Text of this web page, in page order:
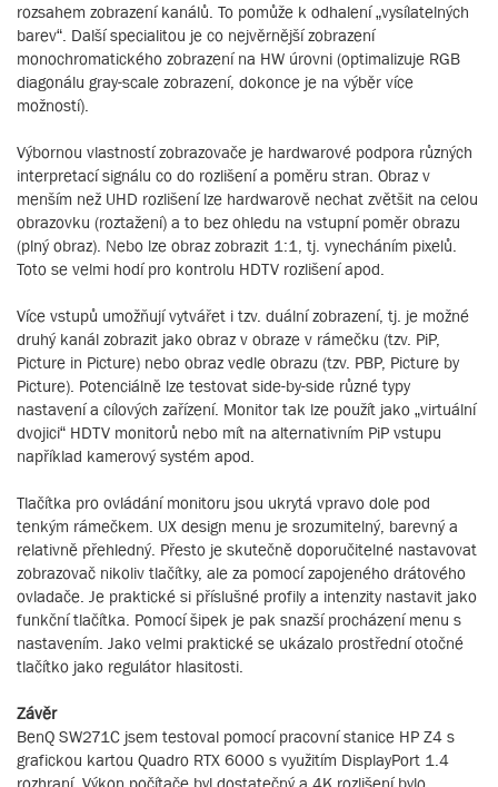
rozsahem zobrazení kanálů. To pomůže k odhalení „vysílatelných
barev“. Další specialitou je co nejvěrnější zobrazení
monochromatického zobrazení na HW úrovni (optimalizuje RGB
diagonálu gray-scale zobrazení, dokonce je na výběr více
možností).
Výbornou vlastností zobrazovače je hardwarové podpora různých
interpretací signálu co do rozlišení a poměru stran. Obraz v
menším než UHD rozlišení lze hardwarově nechat zvětšit na celou
obrazovku (roztažení) a to bez ohledu na vstupní poměr obrazu
(plný obraz). Nebo lze obraz zobrazit 1:1, tj. vynecháním pixelů.
Toto se velmi hodí pro kontrolu HDTV rozlišení apod.
Více vstupů umožňují vytvářet i tzv. duální zobrazení, tj. je možné
druhý kanál zobrazit jako obraz v obraze v rámečku (tzv. PiP,
Picture in Picture) nebo obraz vedle obrazu (tzv. PBP, Picture by
Picture). Potenciálně lze testovat side-by-side různé typy
nastavení a cílových zařízení. Monitor tak lze použít jako „virtuální
dvojici“ HDTV monitorů nebo mít na alternativním PiP vstupu
například kamerový systém apod.
Tlačítka pro ovládání monitoru jsou ukrytá vpravo dole pod
tenkým rámečkem. UX design menu je srozumitelný, barevný a
relativně přehledný. Přesto je skutečně doporučitelné nastavovat
zobrazovač nikoliv tlačítky, ale za pomocí zapojeného drátového
ovladače. Je praktické si příslušné profily a intenzity nastavit jako
funkční tlačítka. Pomocí šipek je pak snazší procházení menu s
nastavením. Jako velmi praktické se ukázalo prostřední otočné
tlačítko jako regulátor hlasitosti.
Závěr
BenQ SW271C jsem testoval pomocí pracovní stanice HP Z4 s
grafickou kartou Quadro RTX 6000 s využitím DisplayPort 1.4
rozhraní. Výkon počítače byl dostatečný a 4K rozlišení bylo